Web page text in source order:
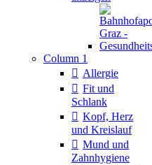
Column 1
Allergie
Fit und
Schlank
Kopf, Herz
und Kreislauf
Mund und
Zahnhygiene